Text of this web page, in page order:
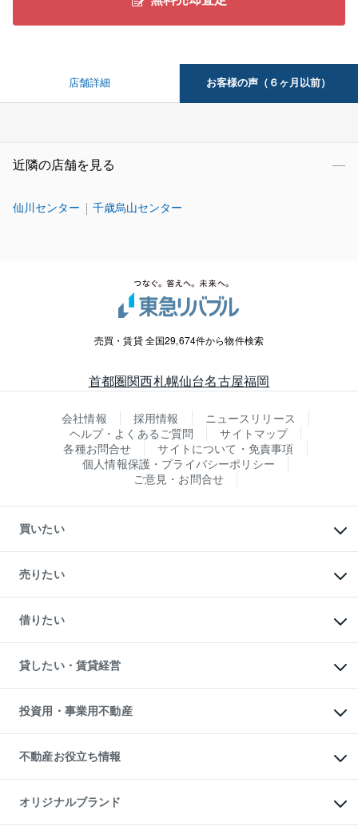
店舗詳細 お客様の声（６ヶ月以前）
近隣の店舗を見る
仙川センター 千歳烏山センター
売買・賃貸 全国29,674件から物件検索
首都圏関西札幌仙台名古屋福岡
会社情報 採用情報
ニュースリリース
ヘルプ・よくあるご質問
サイトマップ
各種お問合せ
サイトについて・免責事項
個人情報保護・プライバシーポリシー
ご意見・お問合せ
買いたい
新築・分譲マンションの購入
中古マンションの購入
一戸建ての購入
中古一戸建ての購入
不動産購入の流れ
注目キーワード物件特集
購入ガイド
English 繁体中文簡体中文
売りたい
一戸建ての売却・査定
土地の売却・査定
スピードAI査定
不動産査定について
不動産売却の流れ
不動産買換えの流れ
売却ガイド
借りたい
オフィス・店舗の賃貸
借りるときの流れ
借りるガイド
貸したい・賃貸経営
マンション賃料データ
賃貸管理プラン
リロケーションについて
貸すガイド
投資用・事業用不動産
事業用不動産
マンション投資
投資用マンション
アパート経営
不動産お役立ち情報
マンションライブラリー
人気マンションランキング
暮らしに役立つ不動産メディア
オリジナルブランド